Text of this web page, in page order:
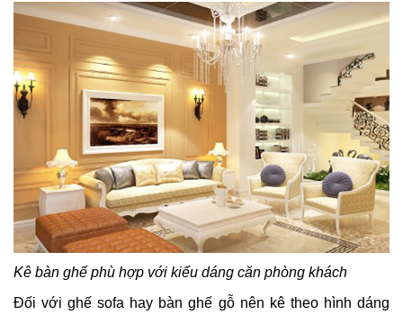
Kê bàn ghế phù hợp với kiểu dáng căn phòng khách
Đối với ghế sofa hay bàn ghế gỗ nên kê theo hình dáng